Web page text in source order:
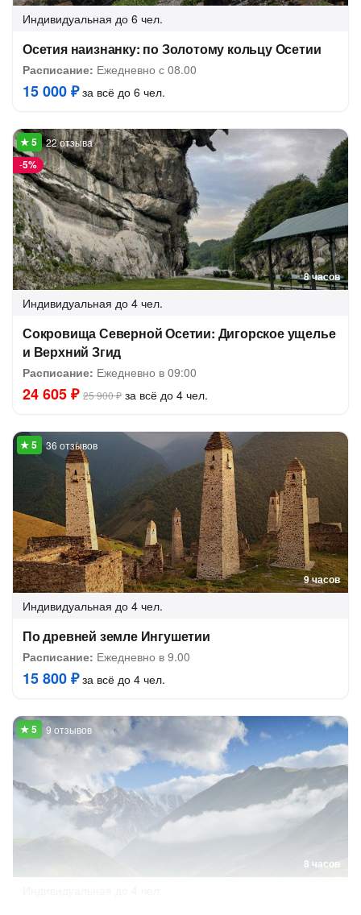
Индивидуальная до 6 чел.
Осетия наизнанку: по Золотому кольцу Осетии
Расписание: Ежедневно с 08.00
15 000 ₽за всё до 6 чел.
8 часов
-5%
22 отзыва
Индивидуальная до 4 чел.
Сокровища Северной Осетии: Дигорское ущелье
и Верхний Згид
Расписание: Ежедневно в 09:00
24 605 ₽ 25 900 ₽ за всё до 4 чел.
9 часов
36 отзывов
Индивидуальная до 4 чел.
По древней земле Ингушетии
Расписание: Ежедневно в 9.00
15 800 ₽за всё до 4 чел.
8 часов
9 отзывов